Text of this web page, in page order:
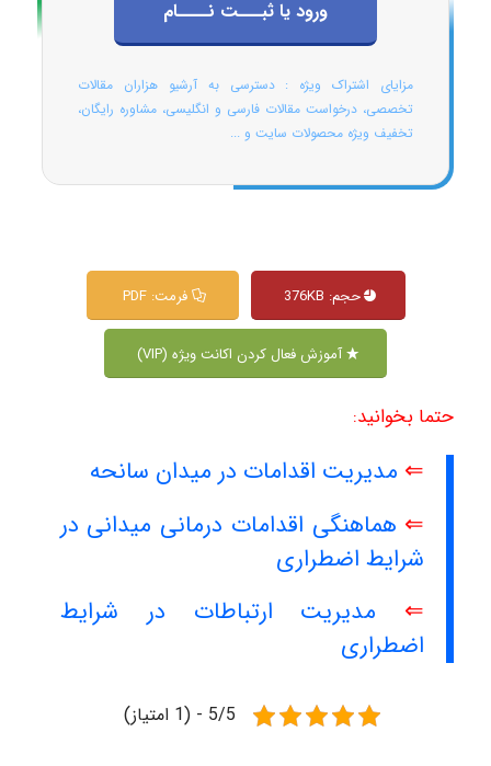
ورود یا ثبـــت نــــام
مزایای اشتراک ویژه : دسترسی به آرشیو هزاران مقالات
تخصصی، درخواست مقالات فارسی و انگلیسی، مشاوره رایگان،
تخفیف ویژه محصولات سایت و ...
حجم: 376KB فرمت: PDF
آموزش فعال کردن اکانت ویژه (VIP)
حتما بخوانید:
⇐ مدیریت اقدامات در میدان سانحه
⇐ هماهنگی اقدامات درمانی میدانی در
شرایط اضطراری
⇐ مدیریت ارتباطات در شرایط
اضطراری
5/5 - (1 امتیاز)